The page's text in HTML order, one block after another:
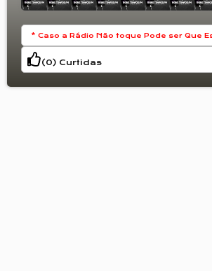
* Caso a Rádio Não toque Pode ser Que
(0) Curtidas